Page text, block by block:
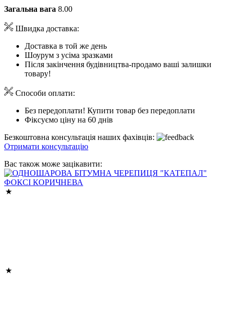
Загальна вага 8.00
Швидка доставка:
Доставка в той же день
Шоурум з усіма зразками
Після закінчення будівництва-продамо ваші залишки
товару!
Способи оплати:
Без передоплати! Купити товар без передоплати
Фіксуємо ціну на 60 днів
Безкоштовна консультація наших фахівців:
Отримати консультацію
Вас також може зацікавити: